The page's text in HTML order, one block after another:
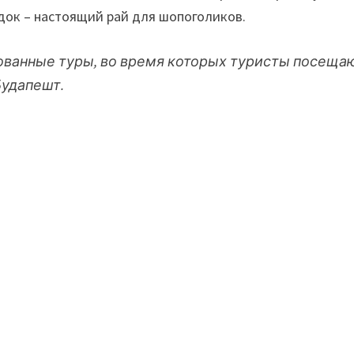
– настоящий рай для шопоголиков.
туры, во время которых туристы